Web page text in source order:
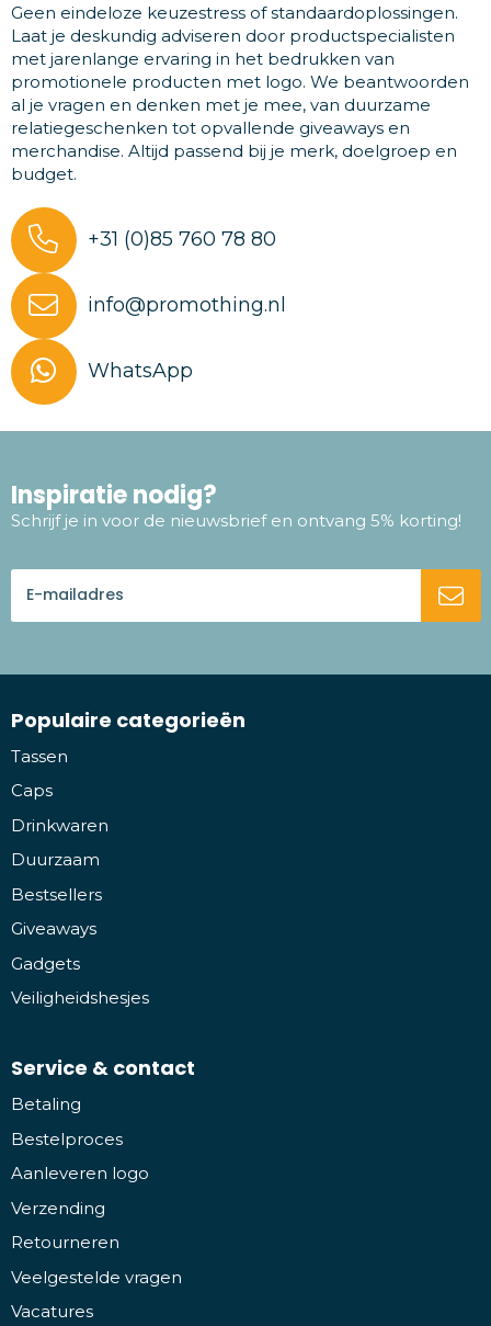
Geen eindeloze keuzestress of standaardoplossingen.
Laat je deskundig adviseren door productspecialisten
met jarenlange ervaring in het bedrukken van
promotionele producten met logo. We beantwoorden
al je vragen en denken met je mee, van duurzame
relatiegeschenken tot opvallende giveaways en
merchandise. Altijd passend bij je merk, doelgroep en
budget.
+31 (0)85 760 78 80
info@promothing.nl
WhatsApp
Inspiratie nodig?
Schrijf je in voor de nieuwsbrief en ontvang 5% korting!
Populaire categorieën
Tassen
Caps
Drinkwaren
Duurzaam
Bestsellers
Giveaways
Gadgets
Veiligheidshesjes
Service & contact
Betaling
Bestelproces
Aanleveren logo
Verzending
Retourneren
Veelgestelde vragen
Vacatures